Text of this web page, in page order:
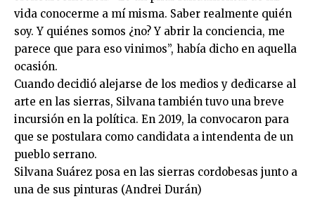
vida conocerme a mí misma. Saber realmente quién
soy. Y quiénes somos ¿no? Y abrir la conciencia, me
parece que para eso vinimos”, había dicho en aquella
ocasión.
Cuando decidió alejarse de los medios y dedicarse al
arte en las sierras, Silvana también tuvo una breve
incursión en la política. En 2019, la convocaron para
que se postulara como candidata a intendenta de un
pueblo serrano.
Silvana Suárez posa en las sierras cordobesas junto a
una de sus pinturas (Andrei Durán)